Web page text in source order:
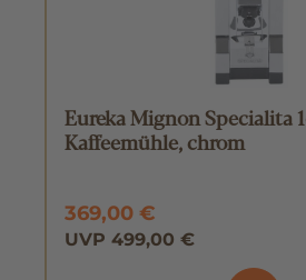
Eureka Mignon Specialita
Kaffeemühle, chrom
369,00 €
UVP 499,00 €